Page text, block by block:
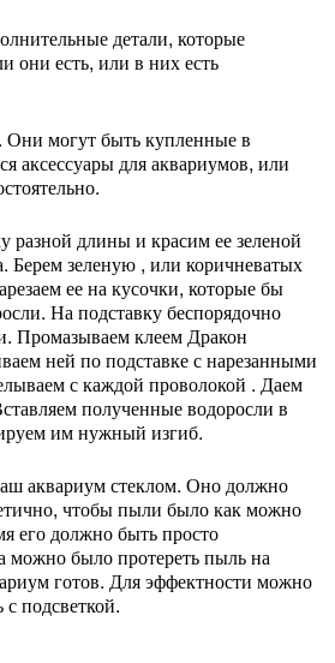
детали, которые
они есть, или в них есть
могут быть купленные в
аксессуары для аквариумов, или
разной длины и красим ее зеленой
Берем зеленую , или коричневатых
ее на кусочки, которые бы
На подставку беспорядочно
Промазываем клеем Дракон
ней по подставке с нарезанными
с каждой проволокой . Даем
полученные водоросли в
им нужный изгиб.
аквариум стеклом. Оно должно
чтобы пыли было как можно
его должно быть просто
можно было протереть пыль на
готов. Для эффектности можно
подсветкой.